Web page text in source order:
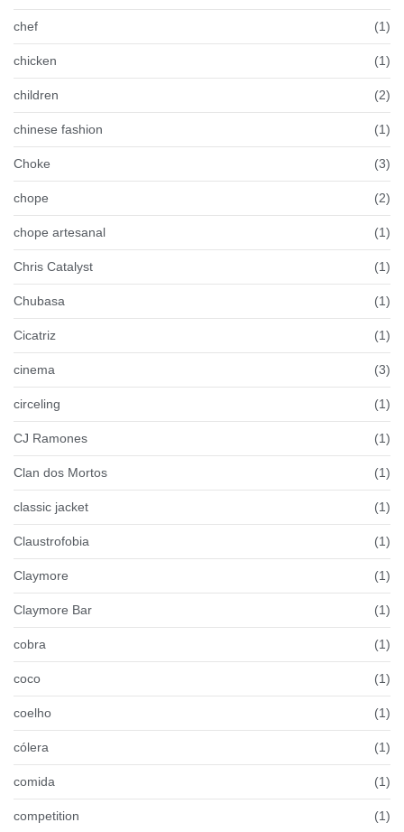
chef (1)
chicken (1)
children (2)
chinese fashion (1)
Choke (3)
chope (2)
chope artesanal (1)
Chris Catalyst (1)
Chubasa (1)
Cicatriz (1)
cinema (3)
circeling (1)
CJ Ramones (1)
Clan dos Mortos (1)
classic jacket (1)
Claustrofobia (1)
Claymore (1)
Claymore Bar (1)
cobra (1)
coco (1)
coelho (1)
cólera (1)
comida (1)
competition (1)